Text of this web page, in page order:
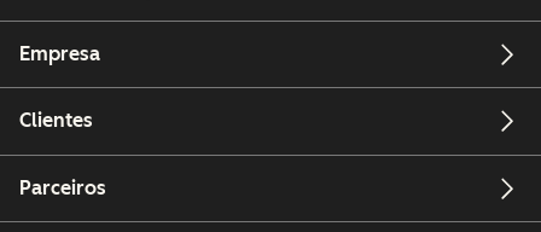
Empresa
Clientes
Parceiros